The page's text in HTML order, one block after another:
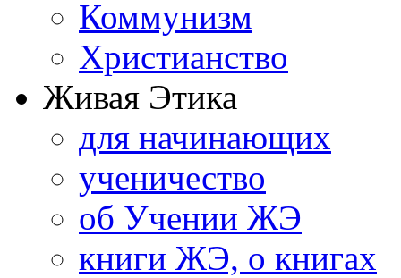
Коммунизм
Христианство
Живая Этика
для начинающих
ученичество
об Учении ЖЭ
книги ЖЭ, о книгах